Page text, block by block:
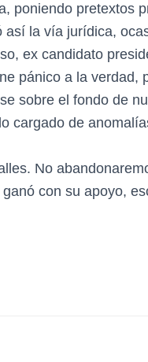
poniendo pretextos
la vía jurídica,
ex candidato
pánico a la verdad,
sobre el fondo de
cargado de
No
con su apoyo,